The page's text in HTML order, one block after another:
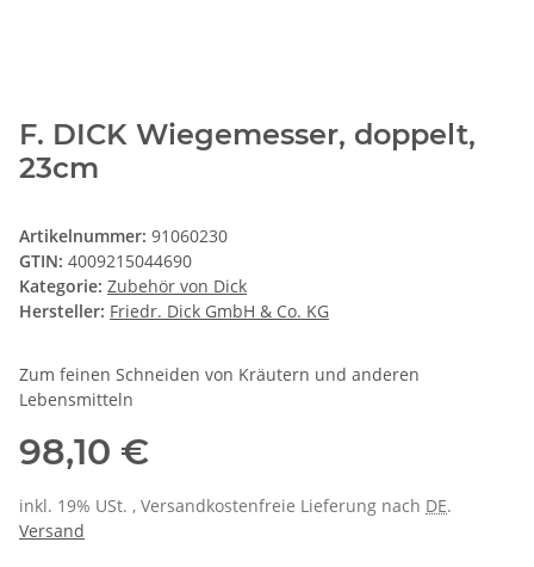
F. DICK Wiegemesser, doppelt,
23cm
Artikelnummer: 91060230
GTIN: 4009215044690
Kategorie: Zubehör von Dick
Hersteller: Friedr. Dick GmbH & Co. KG
Zum feinen Schneiden von Kräutern und anderen
Lebensmitteln
98,10 €
inkl. 19% USt. , Versandkostenfreie Lieferung nach DE.
Versand